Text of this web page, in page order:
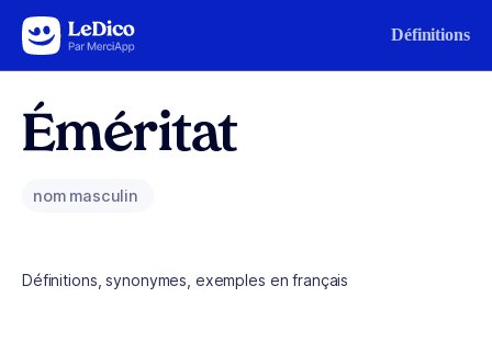
Aller au contenu Définitions
Éméritat
nom masculin
Définitions, synonymes, exemples en français